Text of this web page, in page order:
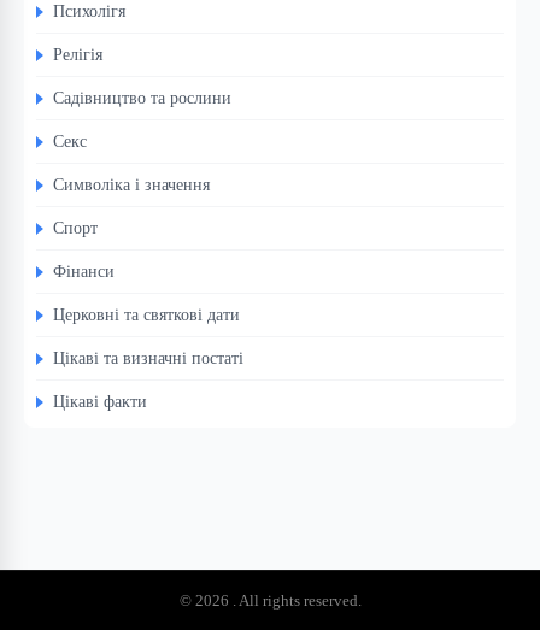
Психолігя
Релігія
Садівництво та рослини
Секс
Символіка і значення
Спорт
Фінанси
Церковні та святкові дати
Цікаві та визначні постаті
Цікаві факти
© 2026 . All rights reserved.